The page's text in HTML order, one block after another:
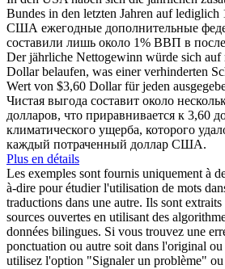
Bundes in den letzten Jahren auf lediglich
США ежегодные дополнительные
составили лишь около 1% ВВП в
Der jährliche Nettogewinn würde sich auf
Dollarbelaufen, was einer verhinderten
Wert von $3,60 Dollar für jeden
Чистая выгода составит около
долларов, что приравнивается к 3,60
климатического ущерба, которого
каждый потраченный доллар США.
Plus en détails
Les exemples sont fournis uniquement à
à-dire pour étudier l'utilisation de mots
traductions dans une autre. Ils sont
sources ouvertes en utilisant des
données bilingues. Si vous trouvez une
ponctuation ou autre soit dans l'original
utilisez l'option "Signaler un problème" ou